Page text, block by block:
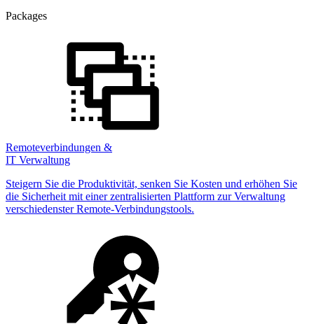
Packages
Remoteverbindungen &
IT Verwaltung
Steigern Sie die Produktivität, senken Sie Kosten und erhöhen Sie
die Sicherheit mit einer zentralisierten Plattform zur Verwaltung
verschiedenster Remote-Verbindungstools.